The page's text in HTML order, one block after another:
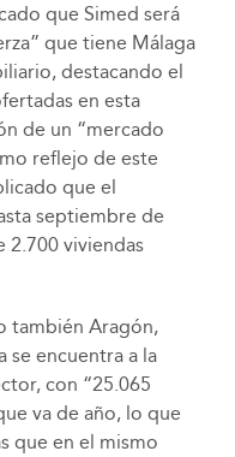
que Simed será
que tiene Málaga
destacando el
en esta
de un “mercado
reflejo de este
que el
septiembre de
2.700 viviendas
también Aragón,
se encuentra a la
con “25.065
va de año, lo que
que en el mismo